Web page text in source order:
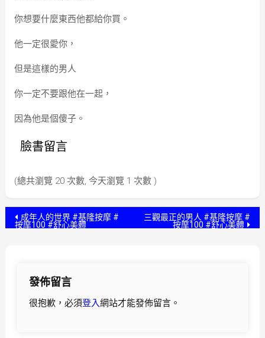
你想要什麼東西他都給你買。
他一定很愛你，
但是這樣的男人
你一定不要跟他在一起，
因為他是個傻子。
臉書留言
(總共瀏覽 20 次數, 今天瀏覽 1 次數 )
文成年人的世界 #基隆按摩 #
按摩100 #舒心美體
三觀最正的男人 #基隆按摩 #
按摩100 #舒心美體
發佈留言
很抱歉，必須登入網站才能發佈留言。